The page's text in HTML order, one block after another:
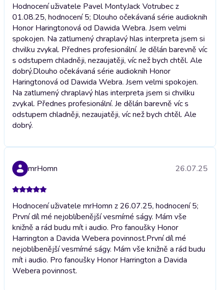
Hodnocení uživatele Pavel MontyJack Votrubec z
01.08.25, hodnocení 5; Dlouho očekávaná série audioknih
Honor Haringtonová od Dawida Webra. Jsem velmi
spokojen. Na zatlumený chraplavý hlas interpreta jsem si
chvilku zvykal. Přednes profesionální. Je dělán barevně víc
s odstupem chladněji, nezaujatěji, víc než bych chtěl. Ale
dobrý.Dlouho očekávaná série audioknih Honor
Haringtonová od Dawida Webra. Jsem velmi spokojen.
Na zatlumený chraplavý hlas interpreta jsem si chvilku
zvykal. Přednes profesionální. Je dělán barevně víc s
odstupem chladněji, nezaujatěji, víc než bych chtěl. Ale
dobrý.
mrHomn 26.07.25
Hodnocení uživatele mrHomn z 26.07.25, hodnocení 5;
První díl mé nejoblíbenější vesmírné ságy. Mám vše
knižně a rád budu mít i audio. Pro fanoušky Honor
Harrington a Davida Webera povinnost.První díl mé
nejoblíbenější vesmírné ságy. Mám vše knižně a rád budu
mít i audio. Pro fanoušky Honor Harrington a Davida
Webera povinnost.